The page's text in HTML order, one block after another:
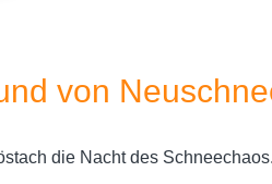
von
die Nacht des Schneechaos.